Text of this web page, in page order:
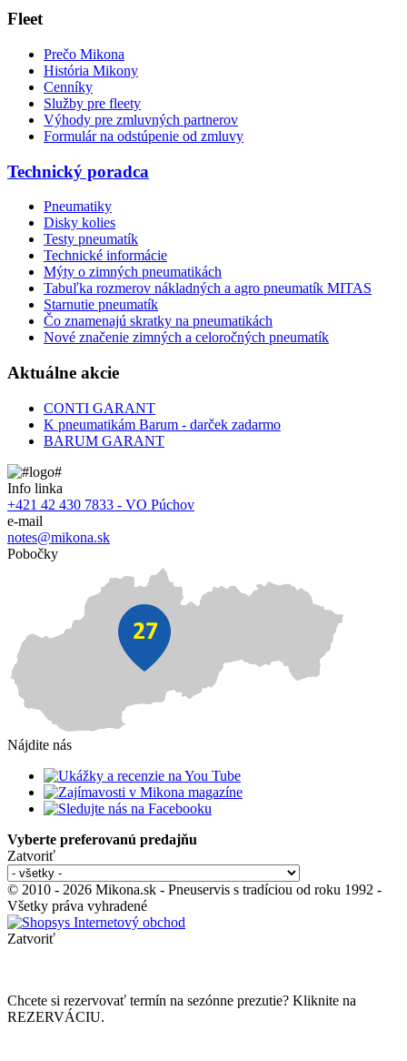
Fleet
Prečo Mikona
História Mikony
Cenníky
Služby pre fleety
Výhody pre zmluvných partnerov
Formulár na odstúpenie od zmluvy
Technický poradca
Pneumatiky
Disky kolies
Testy pneumatík
Technické informácie
Mýty o zimných pneumatikách
Tabuľka rozmerov nákladných a agro pneumatík MITAS
Starnutie pneumatík
Čo znamenajú skratky na pneumatikách
Nové značenie zimných a celoročných pneumatík
Aktuálne akcie
CONTI GARANT
K pneumatikám Barum - darček zadarmo
BARUM GARANT
Info linka
+421 42 430 7833 - VO Púchov
e-mail
notes@mikona.sk
Pobočky
Nájdite nás
Vyberte preferovanú predajňu
Zatvoriť
© 2010 - 2026 Mikona.sk - Pneuservis s tradíciou od roku 1992 -
Všetky práva vyhradené
Zatvoriť
Chcete si rezervovať termín na sezónne prezutie? Kliknite na
REZERVÁCIU.